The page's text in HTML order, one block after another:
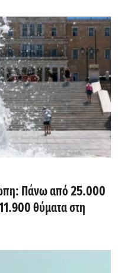
Πάνω από 25.000
θύματα στη